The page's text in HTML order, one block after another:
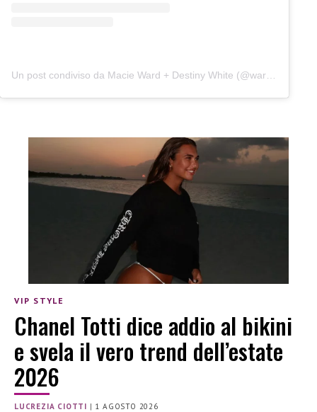
Un post condiviso da Macie Ward + Destiny White (@wardandwhite)
VIP STYLE
Chanel Totti dice addio al bikini
e svela il vero trend dell’estate
2026
LUCREZIA CIOTTI | 1 AGOSTO 2026